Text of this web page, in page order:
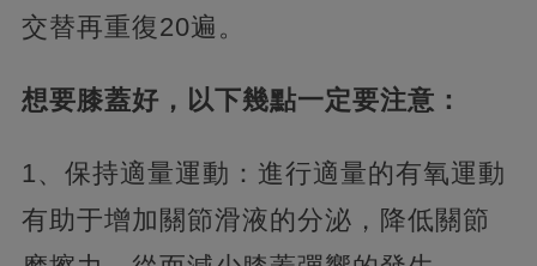
交替再重復20遍。
想要膝蓋好，以下幾點一定要注意：
1、保持適量運動：進行適量的有氧運動
有助于增加關節滑液的分泌，降低關節